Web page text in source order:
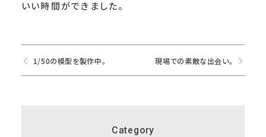
いい時間ができました。
1/50の模型を製作中。 現場での素敵な出会い。
Category